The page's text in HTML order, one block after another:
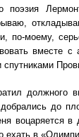
поэзия
по-моему,
вместе
должного
до
воцаряется
ехать в